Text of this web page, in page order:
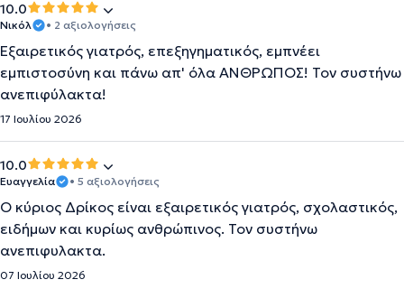
10.0
Νικόλ • 2 αξιολογήσεις
Εξαιρετικός γιατρός, επεξηγηματικός, εμπνέει
εμπιστοσύνη και πάνω απ' όλα ΑΝΘΡΩΠΟΣ! Τον συστήνω
ανεπιφύλακτα!
17 Ιουλίου 2026
10.0
Ευαγγελία • 5 αξιολογήσεις
Ο κύριος Δρίκος είναι εξαιρετικός γιατρός, σχολαστικός,
ειδήμων και κυρίως ανθρώπινος. Τον συστήνω
ανεπιφυλακτα.
07 Ιουλίου 2026